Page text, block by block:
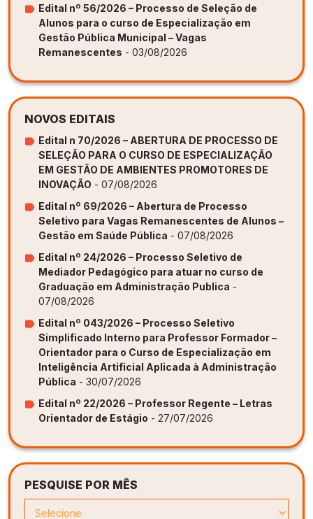
Edital nº 56/2026 – Processo de Seleção de
Alunos para o curso de Especialização em
Gestão Pública Municipal – Vagas
Remanescentes - 03/08/2026
NOVOS EDITAIS
Edital n 70/2026 – ABERTURA DE PROCESSO DE
SELEÇÃO PARA O CURSO DE ESPECIALIZAÇÃO
EM GESTÃO DE AMBIENTES PROMOTORES DE
INOVAÇÃO - 07/08/2026
Edital nº 69/2026 – Abertura de Processo
Seletivo para Vagas Remanescentes de Alunos –
Gestão em Saúde Pública - 07/08/2026
Edital nº 24/2026 – Processo Seletivo de
Mediador Pedagógico para atuar no curso de
Graduação em Administração Publica -
07/08/2026
Edital nº 043/2026 – Processo Seletivo
Simplificado Interno para Professor Formador –
Orientador para o Curso de Especialização em
Inteligência Artificial Aplicada à Administração
Pública - 30/07/2026
Edital nº 22/2026 – Professor Regente – Letras
Orientador de Estágio - 27/07/2026
PESQUISE POR MÊS